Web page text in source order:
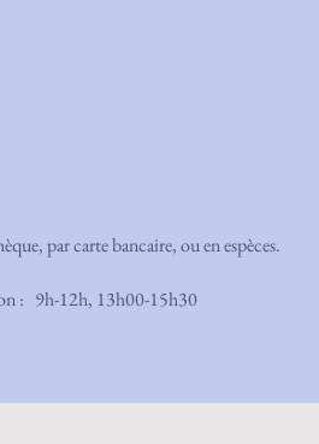
par carte bancaire, ou en espèces.
: 9h-12h, 13h00-15h30